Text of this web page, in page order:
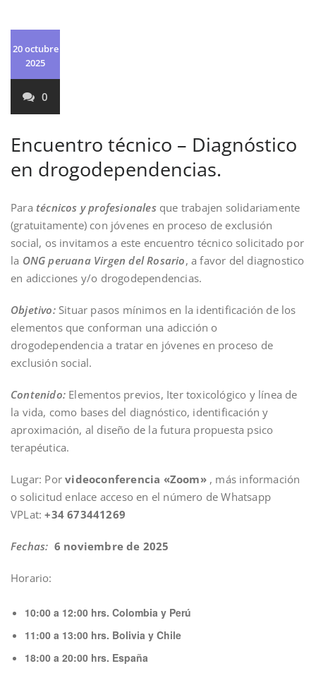
20 octubre
2025
0
Encuentro técnico – Diagnóstico
en drogodependencias.
Para técnicos y profesionalesque trabajen solidariamente
(gratuitamente) con jóvenes en proceso de exclusión
social, os invitamos a este encuentro técnico solicitado por
la ONG peruana Virgen del Rosario, a favor del diagnostico
en adicciones y/o drogodependencias.
Objetivo: Situar pasos mínimos en la identificación de los
elementos que conforman una adicción o
drogodependencia a tratar en jóvenes en proceso de
exclusión social.
Contenido: Elementos previos, Iter toxicológico y línea de
la vida, como bases del diagnóstico, identificación y
aproximación, al diseño de la futura propuesta psico
terapéutica.
Lugar: Porvideoconferencia «Zoom» , más información
o solicitud enlace acceso en el número de Whatsapp
VPLat:+34 673441269
Fechas: 6 noviembre de 2025
Horario:
10:00 a 12:00 hrs. Colombia y Perú
11:00 a 13:00 hrs. Bolivia y Chile
18:00 a 20:00 hrs. España